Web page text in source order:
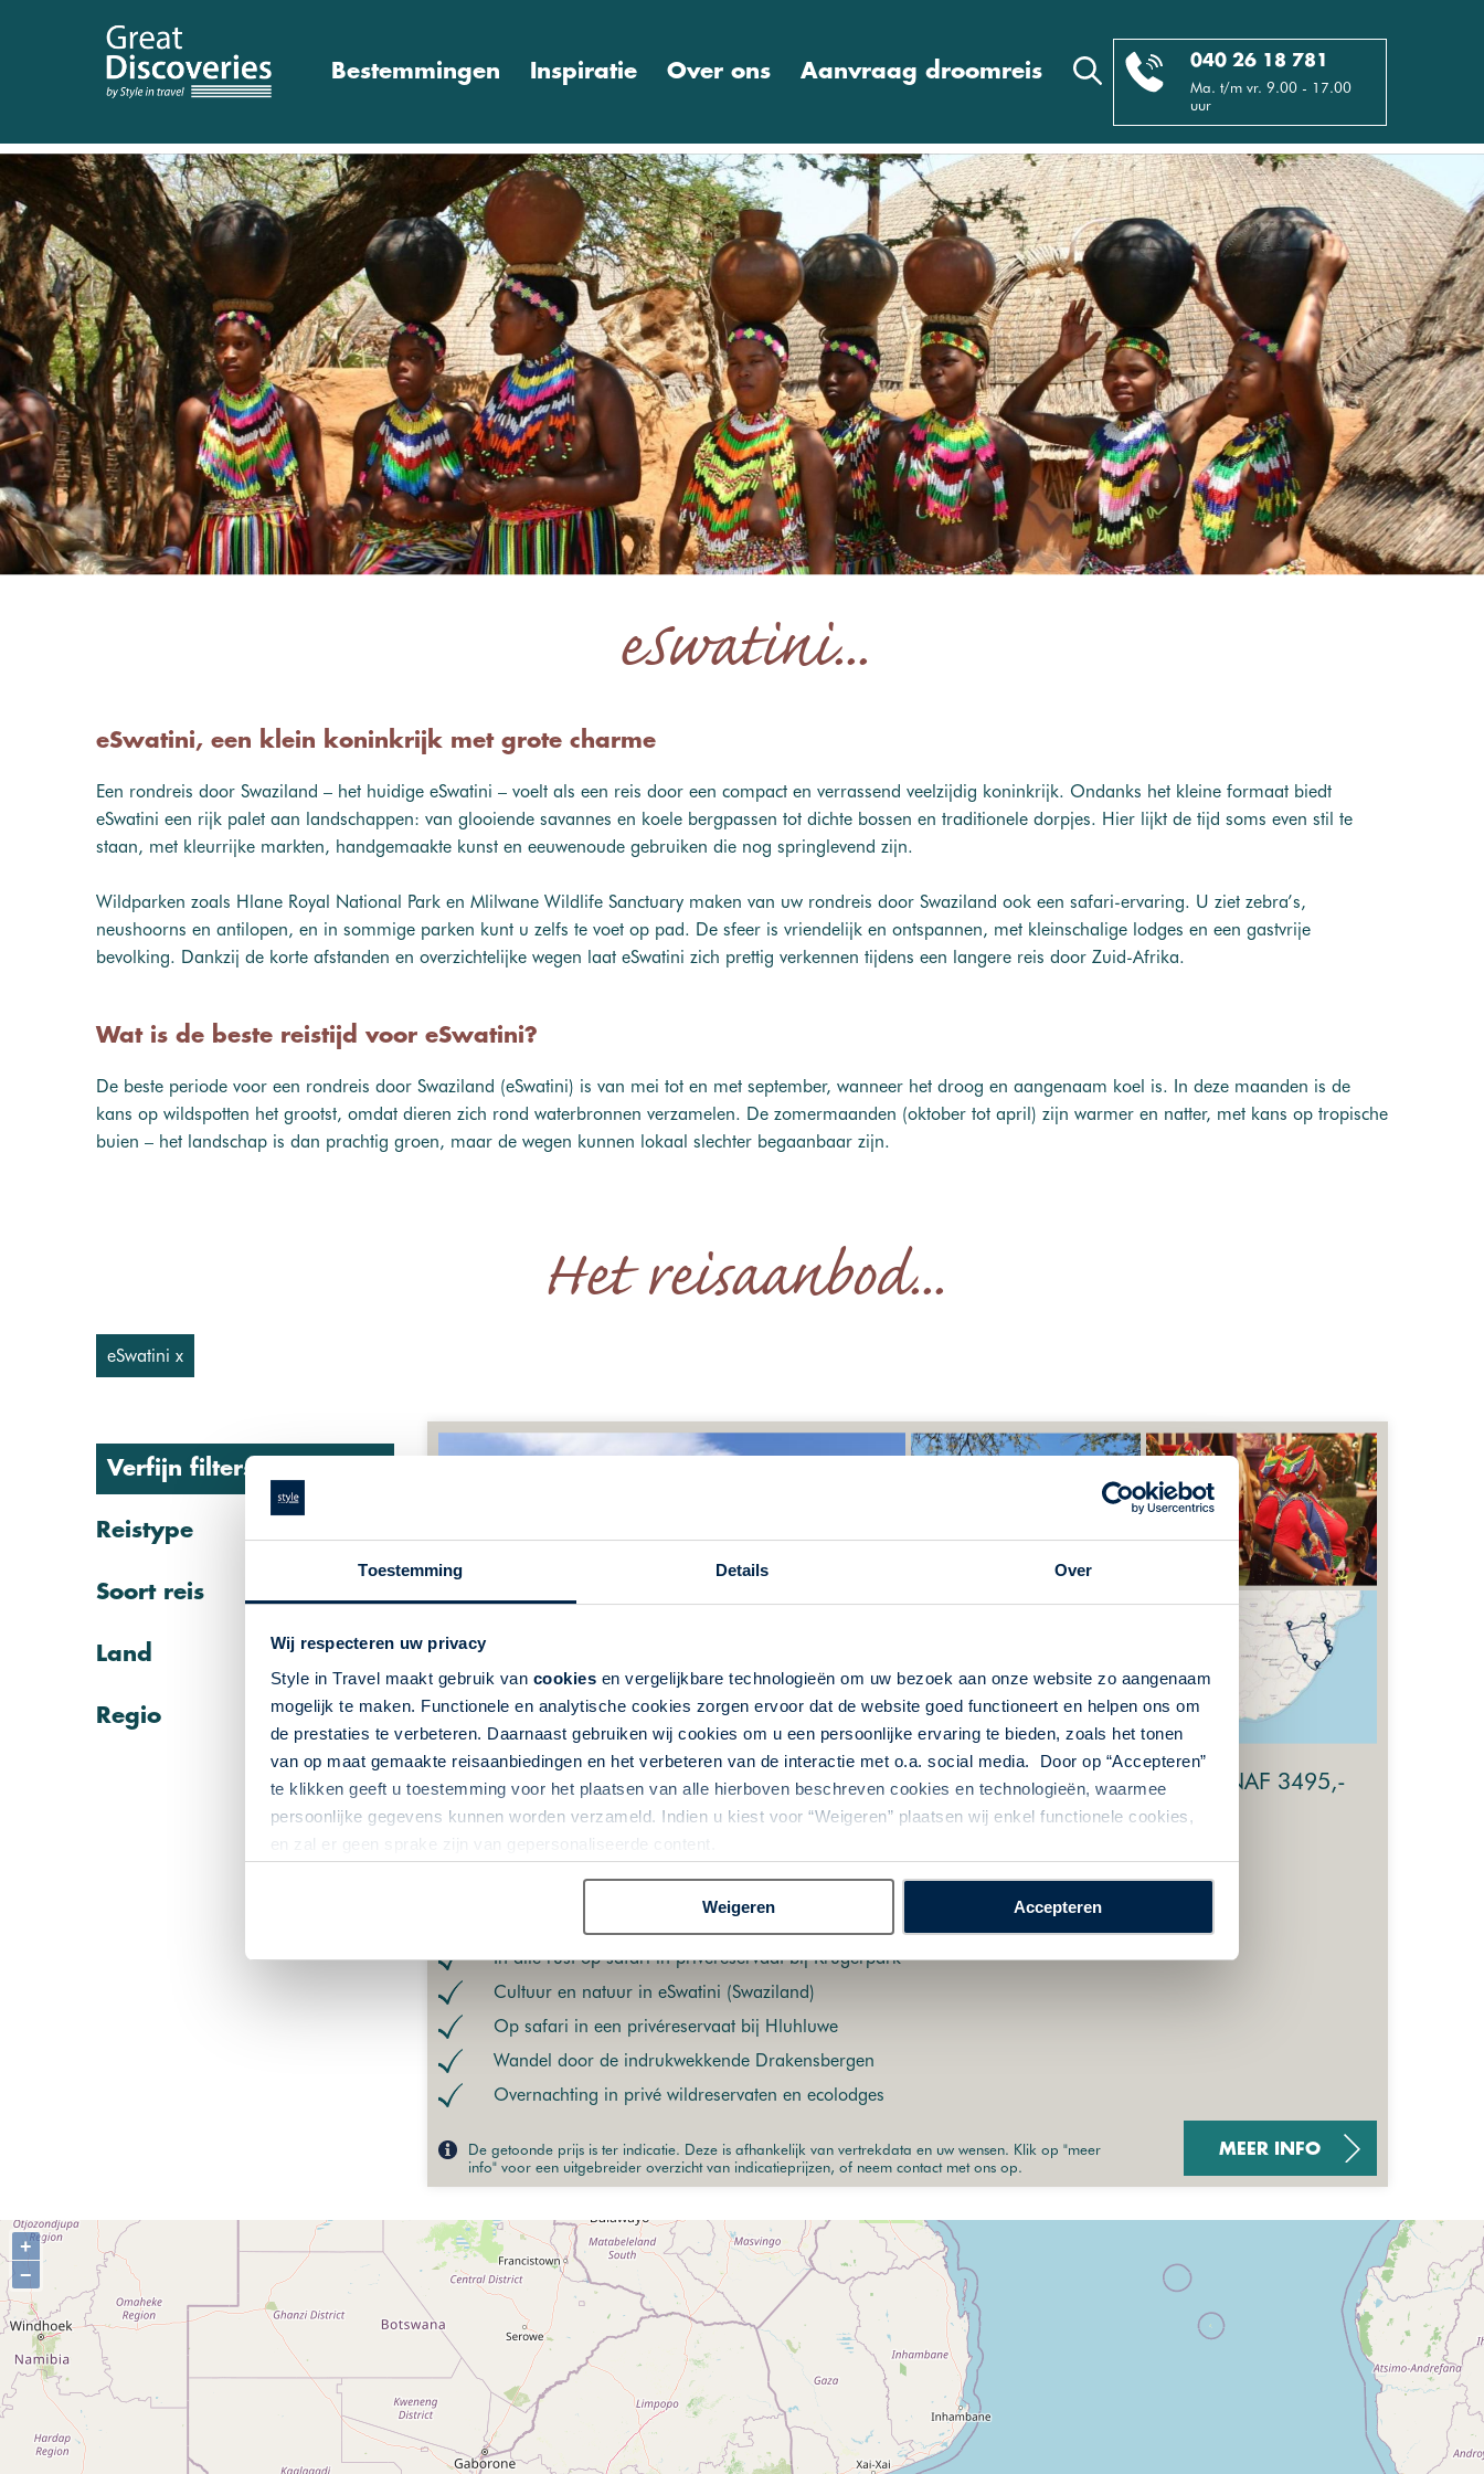
Toestemming Details Over
Wij respecteren uw privacy
Style in Travel maakt gebruik van cookies en vergelijkbare technologieën om uw bezoek aan onze website zo aangenaam
mogelijk te maken. Functionele en analytische cookies zorgen ervoor dat de website goed functioneert en helpen ons om
de prestaties te verbeteren. Daarnaast gebruiken wij cookies om u een persoonlijke ervaring te bieden, zoals het tonen
van op maat gemaakte reisaanbiedingen en het verbeteren van de interactie met o.a. social media. Door op “Accepteren”
te klikken geeft u toestemming voor het plaatsen van alle hierboven beschreven cookies en technologieën, waarmee
persoonlijke gegevens kunnen worden verzameld. Indien u kiest voor “Weigeren” plaatsen wij enkel functionele cookies,
en zal er geen sprake zijn van gepersonaliseerde content.
Weigeren Accepteren
040 26 18 781
Ma. t/m vr. 9.00 - 17.00
uur
Bestemmingen Inspiratie Over ons Aanvraag droomreis
eSwatini...
eSwatini, een klein koninkrijk met grote charme
Een rondreis door Swaziland – het huidige eSwatini – voelt als een reis door een compact en verrassend veelzijdig koninkrijk. Ondanks het kleine formaat biedt
eSwatini een rijk palet aan landschappen: van glooiende savannes en koele bergpassen tot dichte bossen en traditionele dorpjes. Hier lijkt de tijd soms even stil te
staan, met kleurrijke markten, handgemaakte kunst en eeuwenoude gebruiken die nog springlevend zijn.
Wildparken zoals Hlane Royal National Park en Mlilwane Wildlife Sanctuary maken van uw rondreis door Swaziland ook een safari-ervaring. U ziet zebra’s,
neushoorns en antilopen, en in sommige parken kunt u zelfs te voet op pad. De sfeer is vriendelijk en ontspannen, met kleinschalige lodges en een gastvrije
bevolking. Dankzij de korte afstanden en overzichtelijke wegen laat eSwatini zich prettig verkennen tijdens een langere reis door Zuid-Afrika.
Wat is de beste reistijd voor eSwatini?
De beste periode voor een rondreis door Swaziland (eSwatini) is van mei tot en met september, wanneer het droog en aangenaam koel is. In deze maanden is de
kans op wildspotten het grootst, omdat dieren zich rond waterbronnen verzamelen. De zomermaanden (oktober tot april) zijn warmer en natter, met kans op tropische
buien – het landschap is dan prachtig groen, maar de wegen kunnen lokaal slechter begaanbaar zijn.
Het reisaanbod...
eSwatini x
Verfijn filters:
Reistype
Soort reis
Land
Regio
Zuid-Afrika: Krugerpark, Kwazulu Natal en
Drakensbergen
Zuid-Afrika | Rondreis per auto | 16 dagen | Zuid-Afrika | 15 nacht(en) of langer
Kleinschalig & Authentiek Fly-Drives Safari Rondreizen per huurauto
In alle rust op safari in privéreservaat bij Krugerpark
Cultuur en natuur in eSwatini (Swaziland)
Op safari in een privéreservaat bij Hluhluwe
Wandel door de indrukwekkende Drakensbergen
Overnachting in privé wildreservaten en ecolodges
De getoonde prijs is ter indicatie. Deze is afhankelijk van vertrekdata en uw wensen. Klik op "meer
info" voor een uitgebreider overzicht van indicatieprijzen, of neem contact met ons op.
VANAF 3495,-
MEER INFO
+
−